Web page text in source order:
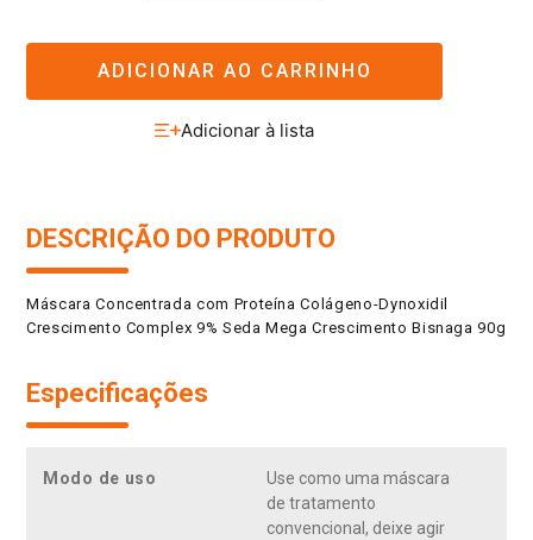
ADICIONAR AO CARRINHO
DESCRIÇÃO DO PRODUTO
Máscara Concentrada com Proteína Colágeno-Dynoxidil
Crescimento Complex 9% Seda Mega Crescimento Bisnaga 90g
Especificações
Modo de uso
Use como uma máscara
de tratamento
convencional, deixe agir